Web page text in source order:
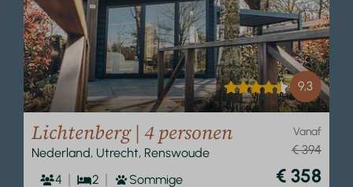
9,3
Vanaf
€ 394
€ 358
Lichtenberg | 4 personen
Nederland, Utrecht, Renswoude
4
2
Sommige